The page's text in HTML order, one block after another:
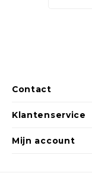
Contact
Klantenservice
Mijn account